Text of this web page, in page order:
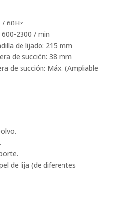
/ 60Hz
600-2300 / min
de lijado: 215 mm
de succión: 38 mm
de succión: Máx. (Ampliable
de lija (de diferentes